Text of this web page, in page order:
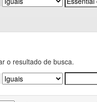
o resultado de busca.